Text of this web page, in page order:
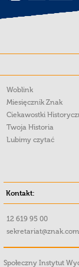
Woblink
Miesięcznik Znak
Ciekawostki
Twoja Historia
Lubimy czytać
Kontakt:
12 619 95 00
Społeczny Instytut